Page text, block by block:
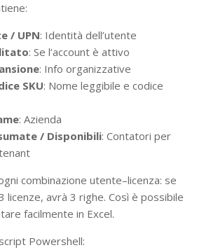
/ UPN: Identità dell’utente
: Se l’account è attivo
: Info organizzative
SKU: Nome leggibile e codice
: Azienda
/ Disponibili: Contatori per
combinazione utente–licenza: se
licenze, avrà 3 righe. Così è possibile
facilmente in Excel.
Powershell: